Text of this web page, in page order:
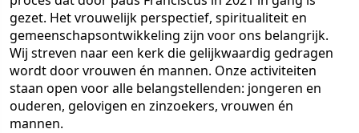
gezet. Het vrouwelijk perspectief, spiritualiteit en
gemeenschapsontwikkeling zijn voor ons belangrijk.
Wij streven naar een kerk die gelijkwaardig gedragen
wordt door vrouwen én mannen. Onze activiteiten
staan open voor alle belangstellenden: jongeren en
ouderen, gelovigen en zinzoekers, vrouwen én
mannen.